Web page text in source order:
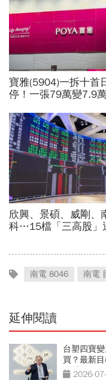
南電 8046 南電
延伸閱讀
台塑四寶
買？最新
次看2026-